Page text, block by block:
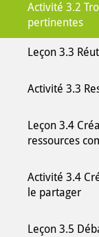
Activité 3.2
pertinentes
Leçon 3.3
Activité 3.3
Leçon 3.4
ressources
Activité 3.4
le partager
Leçon 3.5